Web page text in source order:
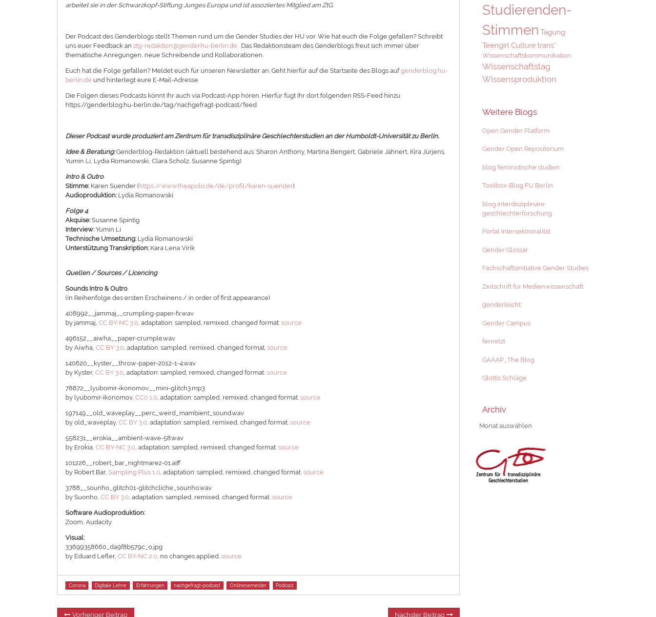
arbeitet sie in der Schwarzkopf-Stiftung Junges Europa und ist assoziiertes Mitglied am ZtG.
Der Podcast des Genderblogs stellt Themen rund um die Gender Studies der HU vor. Wie hat euch die Folge gefallen? Schreibt
uns euer Feedback anztg-redaktion@gender.hu-berlin.de.
Das Redaktionsteam des Genderblogs freut sich immer über
thematische Anregungen, neue Schreibende und Kollaborationen.
Euch hat die Folge gefallen? Meldet euch für unseren Newsletter an. Geht hierfür auf die Startseite des Blogs aufgenderblog.hu-
berlin.de und hinterlegt eure E-Mail-Adresse.
Die Folgen dieses Podcasts könnt Ihr auch via Podcast-App hören. Hierfür fügt Ihr dort folgenden RSS-Feed hinzu:
https://genderblog.hu-berlin.de/tag/nachgefragt-podcast/feed
Dieser Podcast wurde produziert am Zentrum für transdisziplinäre Geschlechterstudien an der Humboldt-Universität zu Berlin.
Idee & Beratung: Genderblog-Redaktion (aktuell bestehend aus: Sharon Anthony, Martina Bengert, Gabriele Jähnert, Kira Jürjens,
Yumin Li, Lydia Romanowski, Clara Scholz, Susanne Spintig)
Intro & Outro
Stimme: Karen Suender ( https://www.theapolis.de/de/profil/karen-suender)
Audioproduktion: Lydia Romanowski
Folge 4
Akquise: Susanne Spintig
Interview: Yumin Li
Technische Umsetzung: Lydia Romanowski
Unterstützung Transkription: Kara Lena Virik
Quellen / Sources / Licencing
Sounds Intro & Outro
(in Reihenfolge des ersten Erscheinens / in order of first appearance)
408992__jammaj__crumpling-paper-fx.wav
by jammaj,CC BY-NC 3.0 , adaptation: sampled, remixed, changed format.source
496152__aiwha__paper-crumple.wav
by Aiwha,CC BY 3.0 , adaptation: sampled, remixed, changed format.source
140620__kyster__throw-paper-2012-1-4.wav
by Kyster,CC BY 3.0 , adaptation: sampled, remixed, changed format.source
78872__lyubomir-ikonomov__mini-glitch3.mp3
by lyubomir-ikonomov,CC0 1.0 , adaptation: sampled, remixed, changed format.source
197149__old_waveplay__perc_weird_mambient_sound.wav
by old_waveplay,CC BY 3.0 , adaptation: sampled, remixed, changed format.source
558231__erokia__ambient-wave-58.wav
by Erokia,CC BY-NC 3.0 , adaptation: sampled, remixed, changed format.source
101226__robert_bar_nightmarez-01.aiff
by Robert Bar,Sampling Plus 1.0 , adaptation: sampled, remixed, changed format.source
3788__sounho_glitch01-glitchcliche_sounho.wav
by Suonho,CC BY 3.0 , adaptation: sampled, remixed, changed format.source
Software Audioproduktion:
Zoom, Audacity
Visual:
33699358660_da9f8b579c_o.jpg
by Eduard Lefler,CC BY-NC 2.0 , no changes applied. source
Tags
Corona Digitale Lehre Erfahrungen nachgefragt-podcast Onlinesemester Podcast
Beitragsnavigation
Vorheriger Beitrag Nächster Beitrag
Studierenden-
Stimmen Tagung
Teengirl Culturetrans*
Wissenschaftskommunikation
Wissenschaftstag
Wissensproduktion
Weitere Blogs
Open Gender Platform
Gender Open Repositorium
blog feministische studien
Toolbox-Blog FU Berlin
blog interdisziplinäre
geschlechterforschung
Portal Intersektionalität
Gender Glossar
Fachschaftsinitiative Gender Studies
Zeitschrift für Medienwissenschaft
genderleicht
Gender Campus
fernetzt
GAAAP_The Blog
Glottis Schläge
Archiv
Archiv